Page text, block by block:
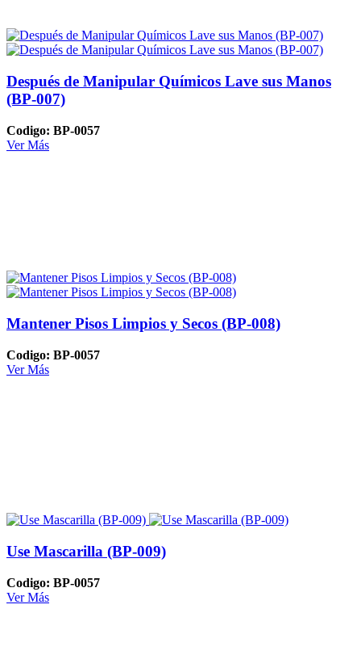
Después de Manipular Químicos Lave sus Manos
(BP-007)
Codigo: BP-0057
Ver Más
Mantener Pisos Limpios y Secos (BP-008)
Codigo: BP-0057
Ver Más
Use Mascarilla (BP-009)
Codigo: BP-0057
Ver Más